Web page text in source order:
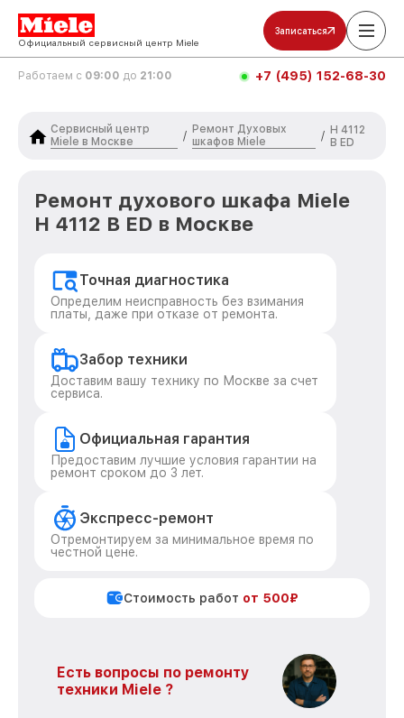
Официальный сервисный центр Miele
Записаться
Работаем с 09:00 до 21:00 +7 (495) 152-68-30
Сервисный центр
Miele в Москве
/
Ремонт Духовых
шкафов Miele
/ H 4112
B ED
Ремонт духового шкафа Miele
H 4112 B ED в Москве
Точная диагностика
Определим неисправность без взимания
платы, даже при отказе от ремонта.
Забор техники
Доставим вашу технику по Москве за счет
сервиса.
Официальная гарантия
Предоставим лучшие условия гарантии на
ремонт сроком до 3 лет.
Экспресс-ремонт
Отремонтируем за минимальное время по
честной цене.
Стоимость работ от 500₽
Есть вопросы по ремонту
техники Miele ?